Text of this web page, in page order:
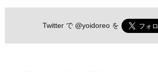
Twitter で @yoidoreo を